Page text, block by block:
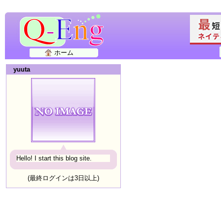
ホーム
yuuta
Hello! I start this blog site.
(最終ログインは3日以上)